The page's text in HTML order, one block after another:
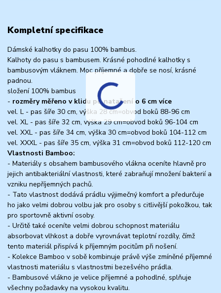
Kompletní specifikace
Dámské kalhotky do pasu 100% bambus.
Kalhoty do pasu s bambusem. Krásné pohodlné kalhotky s
bambusovým vláknem. Moc příjemné a dobře se nosí, krásné
padnou.
složení 100% bambus
- rozměry měřeno v klidu po natažení o 6 cm více
vel. L - pas šíře 30 cm, výška 28 cm=obvod boků 88-96 cm
vel. XL - pas šíře 32 cm, výška 29 cm=obvod boků 96-104 cm
vel. XXL - pas šíře 34 cm, výška 30 cm=obvod boků 104-112 cm
vel. XXXL - pas šíře 35 cm, výška 31 cm=obvod boků 112-120 cm
Vlastnosti Bamboo:
- Materiály s obsahem bambusového vlákna oceníte hlavně pro
jejich antibakteriální vlastnosti, které zabraňují množení bakterií a
vzniku nepříjemných pachů.
- Tato vlastnost dodává prádlu výjimečný komfort a předurčuje
ho jako velmi dobrou volbu jak pro osoby s citlivější pokožkou, tak
pro sportovně aktivní osoby.
- Určitě také oceníte velmi dobrou schopnost materiálu
absorbovat vlhkost a dobře vyrovnávat teplotní rozdíly, čímž
tento materiál přispívá k příjemným pocitům při nošení.
- Kolekce Bamboo v sobě kombinuje právě výše zmíněné příjemné
vlastnosti materiálu s vlastnostmi bezešvého prádla.
- Bambusové vlákno je velice příjemné a pohodlné, splňuje
všechny požadavky na vysokou kvalitu.